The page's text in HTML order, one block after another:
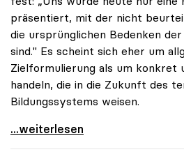
präsentiert, mit der nicht
die ursprünglichen Bedenken
sind." Es scheint sich eher um
Zielformulierung als um konkret
handeln, die in die Zukunft des
Bildungssystems weisen.
uniko:
...weiterlesen